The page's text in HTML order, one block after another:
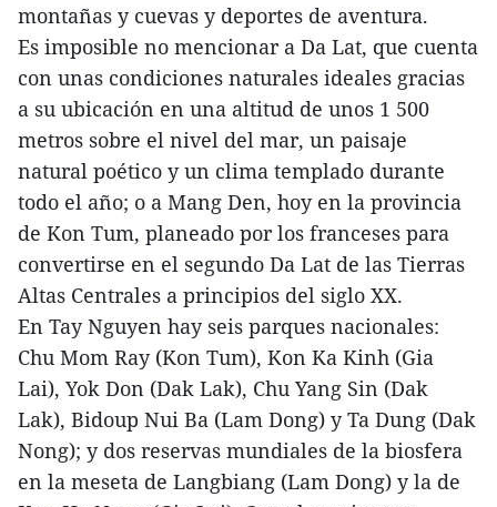
montañas y cuevas y deportes de aventura.
Es imposible no mencionar a Da Lat, que cuenta
con unas condiciones naturales ideales gracias
a su ubicación en una altitud de unos 1 500
metros sobre el nivel del mar, un paisaje
natural poético y un clima templado durante
todo el año; o a Mang Den, hoy en la provincia
de Kon Tum, planeado por los franceses para
convertirse en el segundo Da Lat de las Tierras
Altas Centrales a principios del siglo XX.
En Tay Nguyen hay seis parques nacionales:
Chu Mom Ray (Kon Tum), Kon Ka Kinh (Gia
Lai), Yok Don (Dak Lak), Chu Yang Sin (Dak
Lak), Bidoup Nui Ba (Lam Dong) y Ta Dung (Dak
Nong); y dos reservas mundiales de la biosfera
en la meseta de Langbiang (Lam Dong) y la de